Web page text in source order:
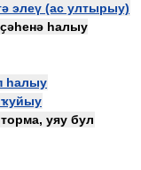
элеү (ас ултырыу)
һалыу
һалыу
уяу бул